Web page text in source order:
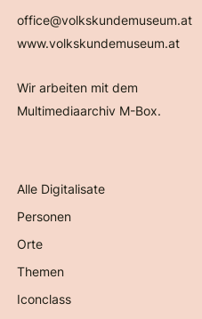
office@volkskundemuseum.at
www.volkskundemuseum.at
Wir arbeiten mit dem
Multimediaarchiv M-Box.
Alle Digitalisate
Personen
Orte
Themen
Iconclass